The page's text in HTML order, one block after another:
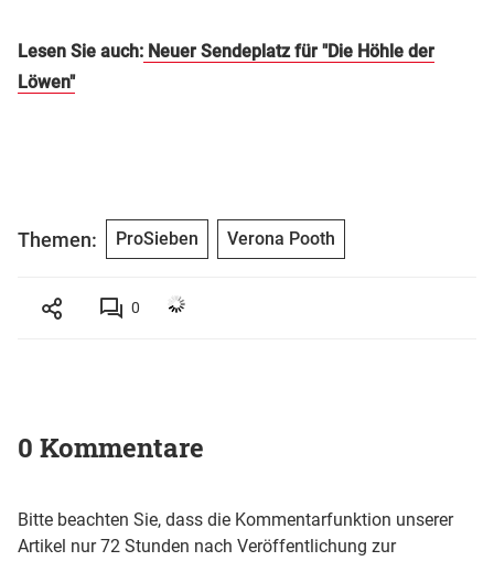
Lesen Sie auch: Neuer Sendeplatz für "Die Höhle der
Löwen"
Themen: ProSieben Verona Pooth
0
0 Kommentare
Bitte beachten Sie, dass die Kommentarfunktion unserer
Artikel nur 72 Stunden nach Veröffentlichung zur